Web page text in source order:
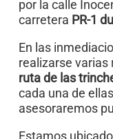
por la calle
carretera PR-1
En las
realizarse varias
ruta de las
cada una de
asesoraremos
Estamos